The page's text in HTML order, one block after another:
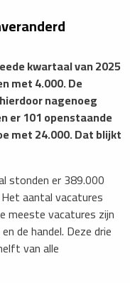
kwartaal van 2025
met 4.000. De
nagenoeg
er 101 openstaande
met 24.000. Dat blijkt
stonden er 389.000
aantal vacatures
meeste vacatures zijn
de handel. Deze drie
van alle